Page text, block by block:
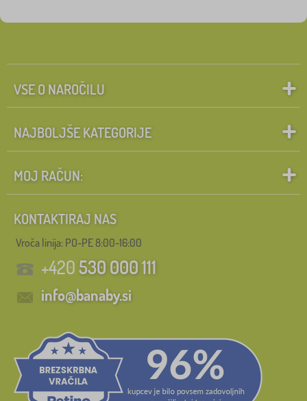
VSE O NAROČILU
NAJBOLJŠE KATEGORIJE
MOJ RAČUN:
KONTAKTIRAJ NAS
Vroča linija: PO-PE 8:00-16:00
+420530 000 111
info@banaby.si